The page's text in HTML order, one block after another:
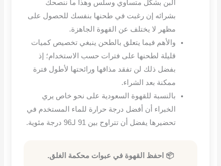
البن بشكل متساوي وسلس وهذا ما ننصحك
بشرائه إن رغبت في طحنها بنفسك للحصول على
مظهر لا يختلف عن القهوة الجاهزة.
والأهم فيما يتعلق بالطحن ينبغي تخصيص كميات
قليلة لطحنها على فترات حسب الاستخدام؛ إذ
بفضل ذلك لن تفقد مذاقها ورائحتها لأطول فترة
ممكنة بعد الشراء.
بالنسبة للقهوة السعودية على نحو خاص يري
الخبراء أن أفضل درجة حرارة للماء المستخدم في
تحضيرها يفضل أن تتراوح بين 91 لـ96 درجة مئوية.
📦 احفظ القهوة في عبوات محكمة الغلق.